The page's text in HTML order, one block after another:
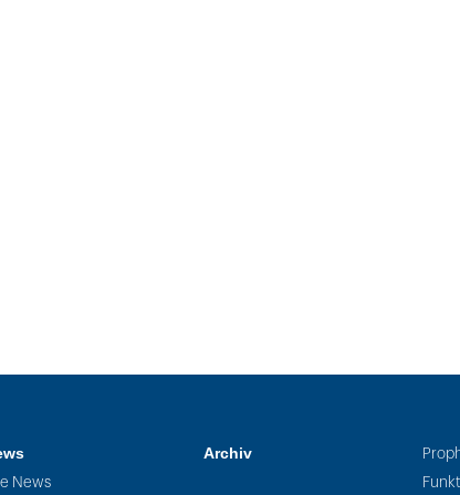
News
Archiv